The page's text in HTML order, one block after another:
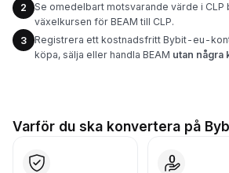
2
Se omedelbart motsvarande värde i CLP
växelkursen för BEAM till CLP.
3
Registrera ett kostnadsfritt Bybit-eu-
köpa, sälja eller handla BEAM utan några
Varför du ska konvertera på